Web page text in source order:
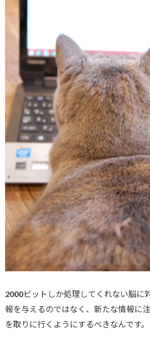
2000ビットしか処理してくれない脳に
報を与えるのではなく、新たな情報に
を取りに行くようにするべきなんです。